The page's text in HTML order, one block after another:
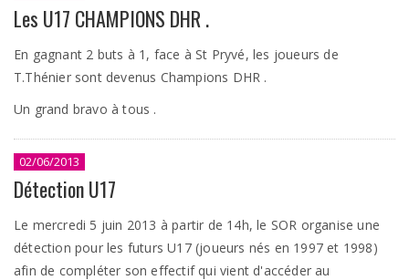
Les U17 CHAMPIONS DHR .
En gagnant 2 buts à 1, face à St Pryvé, les joueurs de
T.Thénier sont devenus Champions DHR .
Un grand bravo à tous .
02/06/2013
Détection U17
Le mercredi 5 juin 2013 à partir de 14h, le SOR organise une
détection pour les futurs U17 (joueurs nés en 1997 et 1998)
afin de compléter son effectif qui vient d'accéder au